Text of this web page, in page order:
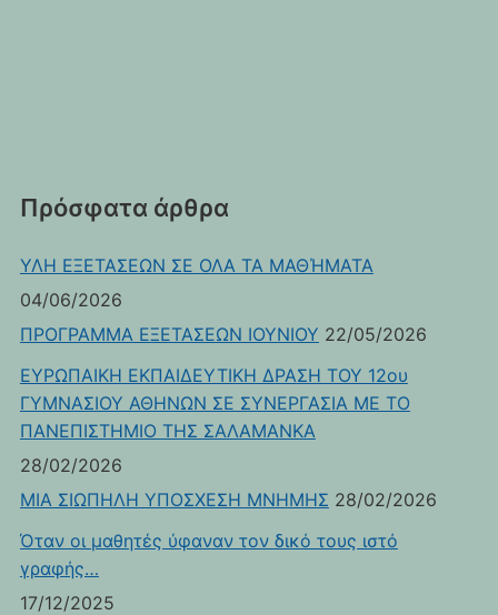
Πρόσφατα άρθρα
ΥΛΗ ΕΞΕΤΑΣΕΩΝ ΣΕ ΟΛΑ ΤΑ ΜΑΘΉΜΑΤΑ
04/06/2026
ΠΡΟΓΡΑΜΜΑ ΕΞΕΤΑΣΕΩΝ ΙΟΥΝΙΟΥ 22/05/2026
ΕΥΡΩΠΑΙΚΗ ΕΚΠΑΙΔΕΥΤΙΚΗ ΔΡΑΣΗ ΤΟΥ 12ου
ΓΥΜΝΑΣΙΟΥ ΑΘΗΝΩΝ ΣΕ ΣΥΝΕΡΓΑΣΙΑ ΜΕ ΤΟ
ΠΑΝΕΠΙΣΤΗΜΙΟ ΤΗΣ ΣΑΛΑΜΑΝΚΑ
28/02/2026
ΜΙΑ ΣΙΩΠΗΛΗ ΥΠΟΣΧΕΣΗ ΜΝΗΜΗΣ 28/02/2026
Όταν οι μαθητές ύφαναν τον δικό τους ιστό
γραφής…
17/12/2025